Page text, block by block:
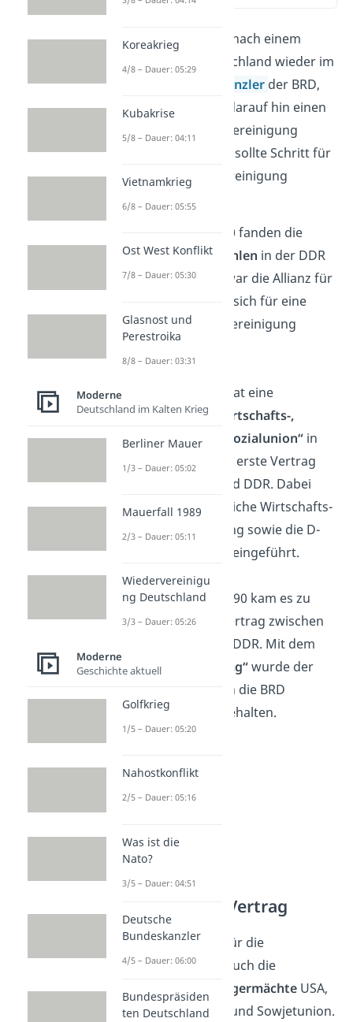
Nun stand die Frage nach einem
gemeinsamen Deutschland wieder im
Bundeskanzler der BRD,
Helmut Kohl, stellte darauf hin einen
10 Punkte Plan
zur Vereinigung
Deutschlands auf. Er sollte Schritt für
Schritt zur Wiedervereinigung
führen.
Am 18. März 1990 fanden die
ersten freien Wahlen in der DDR
statt. Gewinner war die Allianz für
Deutschland, die sich für eine
schnelle Wiedervereinigung
Am 1. Juni 1990 trat eine
gemeinsame
„Wirtschafts-,
Währungs- und Sozialunion“in
Kraft. Sie war der erste Vertrag
zwischen BRD und DDR. Dabei
wurden die westliche Wirtschafts-
und Sozialordnung sowie die D-
Mark in der DDR eingeführt.
Am 31. August 1990 kam es zu
einem zweiten Vertrag zwischen
der BRD und der DDR. Mit dem
„Einigungsvertrag“wurde der
Betritt der DDR in die BRD
vertraglich festgehalten.
Zwei-Plus-Vier Vertrag
Jedoch benötige es für die
Wiedervereinigung auch die
Zustimmung der SiegermächteUSA,
Frankreich, England und Sowjetunion.
Koreakrieg
4/8 – Dauer: 05:29
Kubakrise
5/8 – Dauer: 04:11
Vietnamkrieg
6/8 – Dauer: 05:55
Ost West Konflikt
7/8 – Dauer: 05:30
Glasnost und
Perestroika
8/8 – Dauer: 03:31
Moderne
Deutschland im Kalten Krieg
Berliner Mauer
1/3 – Dauer: 05:02
Mauerfall 1989
2/3 – Dauer: 05:11
Wiedervereinigu
ng Deutschland
3/3 – Dauer: 05:26
Moderne
Geschichte aktuell
Golfkrieg
1/5 – Dauer: 05:20
Nahostkonflikt
2/5 – Dauer: 05:16
Was ist die
Nato?
3/5 – Dauer: 04:51
Deutsche
Bundeskanzler
4/5 – Dauer: 06:00
Bundespräsiden
ten Deutschland